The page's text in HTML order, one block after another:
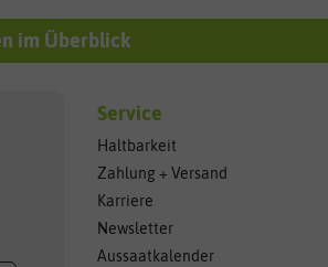
im Überblick
Service
Haltbarkeit
Zahlung + Versand
Karriere
Newsletter
Aussaatkalender